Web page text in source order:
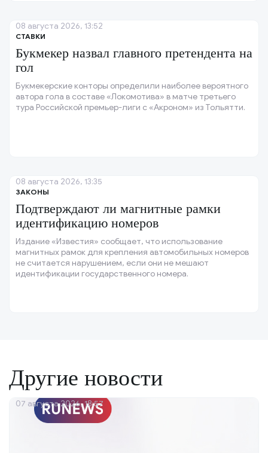
СТАВКИ
Букмекер назвал главного претендента на
гол
Букмекерские конторы определили наиболее вероятного
автора гола в составе «Локомотива» в матче третьего
тура Российской премьер-лиги с «Акроном» из Тольятти.
08 августа 2026, 13:52
ЗАКОНЫ
Подтверждают ли магнитные рамки
идентификацию номеров
Издание «Известия» сообщает, что использование
магнитных рамок для крепления автомобильных номеров
не считается нарушением, если они не мешают
идентификации государственного номера.
08 августа 2026, 13:35
Другие новости
07 августа 2026, 18:57